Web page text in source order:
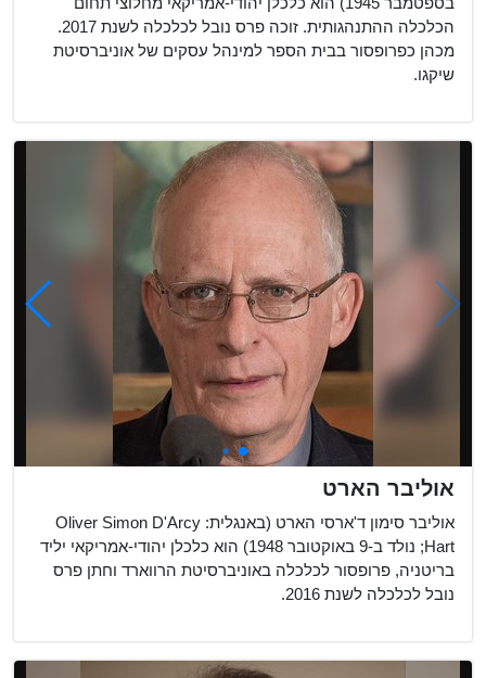
הכלכלה ההתנהגותית. זוכה פרס נובל לכלכלה לשנת 2017.
מכהן כפרופסור בבית הספר למינהל עסקים של אוניברסיטת
שיקגו.
אוליבר הארט
אוליבר סימון ד'ארסי הארט (באנגלית: Oliver Simon D'Arcy
Hart; נולד ב-9 באוקטובר 1948) הוא כלכלן יהודי-אמריקאי יליד
בריטניה, פרופסור לכלכלה באוניברסיטת הרווארד וחתן פרס
נובל לכלכלה לשנת 2016.